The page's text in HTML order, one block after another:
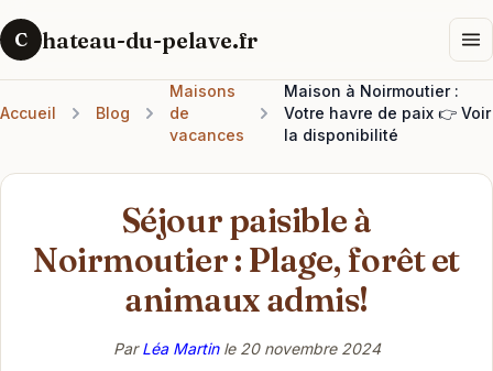
C hateau-du-pelave.fr
Accueil Blog
Maisons
de
vacances
Maison à Noirmoutier :
Votre havre de paix 👉 Voir
la disponibilité
Séjour paisible à
Noirmoutier : Plage, forêt et
animaux admis!
ParLéa Martinle 20 novembre 2024